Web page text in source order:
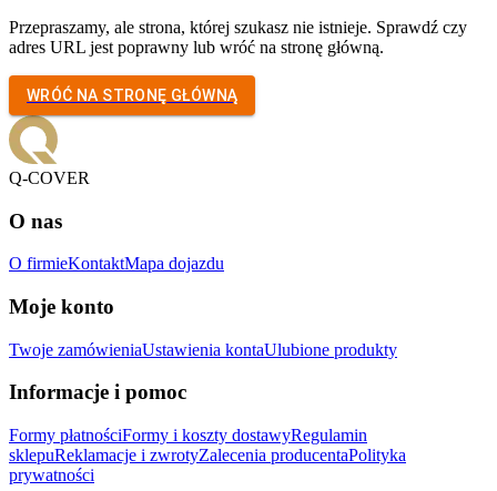
Przepraszamy, ale strona, której szukasz nie istnieje. Sprawdź czy
adres URL jest poprawny lub wróć na stronę główną.
WRÓĆ NA STRONĘ GŁÓWNĄ
Q-COVER
O nas
O firmieKontaktMapa dojazdu
Moje konto
Twoje zamówieniaUstawienia kontaUlubione produkty
Informacje i pomoc
Formy płatnościFormy i koszty dostawyRegulamin
sklepuReklamacje i zwrotyZalecenia producentaPolityka
prywatności